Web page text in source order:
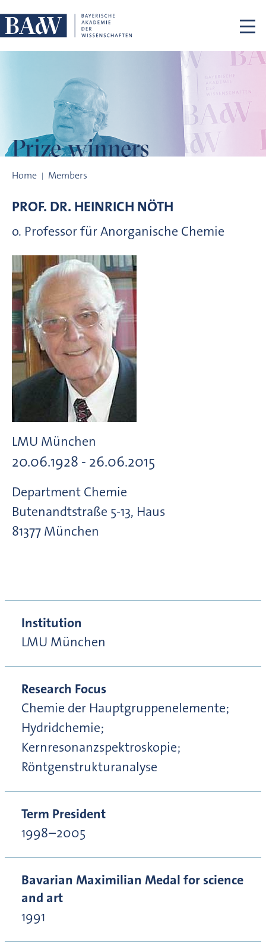
Prize winners
Home Members
PROF. DR. HEINRICH NÖTH
o. Professor für Anorganische Chemie
LMU München
20.06.1928 - 26.06.2015
Department Chemie
Butenandtstraße 5-13, Haus
81377 München
Institution
LMU München
Research Focus
Chemie der Hauptgruppenelemente;
Hydridchemie;
Kernresonanzspektroskopie;
Röntgenstrukturanalyse
Term President
1998–2005
Bavarian Maximilian Medal for science
and art
1991